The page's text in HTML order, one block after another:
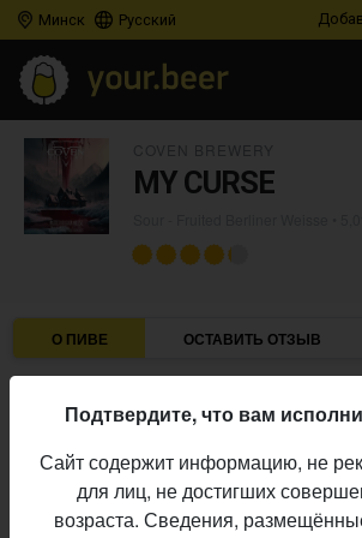
Минск Русский
MY CURSE
О ПИВЕ ОСТАВИТЬ ОТЗЫВ
Пивоварня:
Алкоголь:
5,0%
Начало
выпуска:
22.05.2023
Подтвердите, что вам
Сайт содержит информацию, не
для лиц, не достигших
возраста. Сведения,